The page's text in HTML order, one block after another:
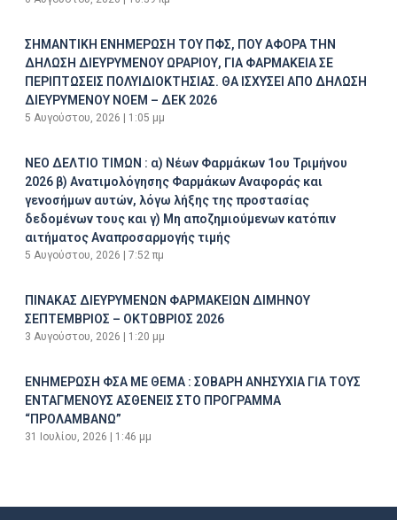
ΣΗΜΑΝΤΙΚΗ ΕΝΗΜΕΡΩΣΗ ΤΟΥ ΠΦΣ, ΠΟΥ ΑΦΟΡΑ ΤΗΝ
ΔΗΛΩΣΗ ΔΙΕΥΡΥΜΕΝΟΥ ΩΡΑΡΙΟΥ, ΓΙΑ ΦΑΡΜΑΚΕΙΑ ΣΕ
ΠΕΡΙΠΤΩΣΕΙΣ ΠΟΛΥΙΔΙΟΚΤΗΣΙΑΣ. ΘΑ ΙΣΧΥΣΕΙ ΑΠΟ ΔΗΛΩΣΗ
ΔΙΕΥΡΥΜΕΝΟΥ ΝΟΕΜ – ΔΕΚ 2026
5 Αυγούστου, 2026 1:05 μμ
ΝΕΟ ΔΕΛΤΙΟ ΤΙΜΩΝ : α) Νέων Φαρμάκων 1ου Τριμήνου
2026 β) Ανατιμολόγησης Φαρμάκων Αναφοράς και
γενοσήμων αυτών, λόγω λήξης της προστασίας
δεδομένων τους και γ) Μη αποζημιούμενων κατόπιν
αιτήματος Αναπροσαρμογής τιμής
5 Αυγούστου, 2026 7:52 πμ
ΠΙΝΑΚΑΣ ΔΙΕΥΡΥΜΕΝΩΝ ΦΑΡΜΑΚΕΙΩΝ ΔΙΜΗΝΟΥ
ΣΕΠΤΕΜΒΡΙΟΣ – ΟΚΤΩΒΡΙΟΣ 2026
3 Αυγούστου, 2026 1:20 μμ
ΕΝΗΜΕΡΩΣΗ ΦΣΑ ΜΕ ΘΕΜΑ : ΣΟΒΑΡΗ ΑΝΗΣΥΧΙΑ ΓΙΑ ΤΟΥΣ
ΕΝΤΑΓΜΕΝΟΥΣ ΑΣΘΕΝΕΙΣ ΣΤΟ ΠΡΟΓΡΑΜΜΑ
“ΠΡΟΛΑΜΒΑΝΩ”
31 Ιουλίου, 2026 1:46 μμ